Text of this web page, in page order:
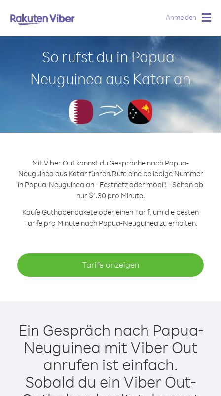
Anmelden
So rufst du in Papua-
Neuguinea aus Katar an
Mit Viber Out kannst du Gespräche nach Papua-
Neuguinea aus Katar führen.Rufe eine beliebige Nummer
in Papua-Neuguinea an - Festnetz oder mobil! - Schon ab
nur $1.30 pro Minute.
Kaufe Guthabenpakete oder einen Tarif, um die besten
Tarife pro Minute nach Papua-Neuguinea zu erhalten.
Tarife anzeigen
Ein Gespräch nach Papua-
Neuguinea mit Viber Out
anrufen ist einfach.
Sobald du ein Viber Out-